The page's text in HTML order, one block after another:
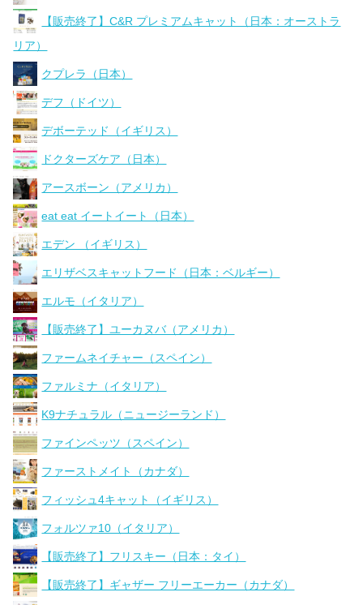
【販売終了】C&R プレミアムキャット（日本：オーストラ
リア）
クプレラ（日本）
デフ（ドイツ）
デボーテッド（イギリス）
ドクターズケア（日本）
アースボーン（アメリカ）
eat eat イートイート（日本）
エデン （イギリス）
エリザベスキャットフード（日本：ベルギー）
エルモ（イタリア）
【販売終了】ユーカヌバ（アメリカ）
ファームネイチャー（スペイン）
ファルミナ（イタリア）
K9ナチュラル（ニュージーランド）
ファインペッツ（スペイン）
ファーストメイト（カナダ）
フィッシュ4キャット（イギリス）
フォルツァ10（イタリア）
【販売終了】フリスキー（日本：タイ）
【販売終了】ギャザー フリーエーカー（カナダ）